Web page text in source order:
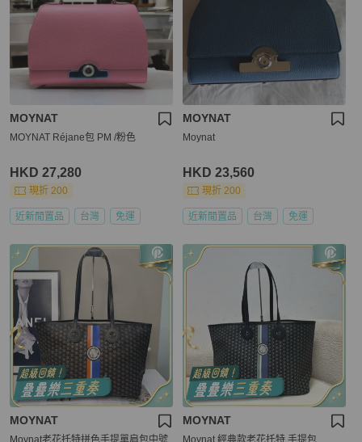
MOYNAT
MOYNAT Réjane包 PM /粉色
HKD 27,280
現折 200
近新閒置品 台灣 免運
MOYNAT
Moynat
HKD 23,560
現折 200
近新閒置品 台灣 免運
MOYNAT
Moynat老花托特拼色手提單肩包中號
MOYNAT
Moynat 經典款老花托特 手提包